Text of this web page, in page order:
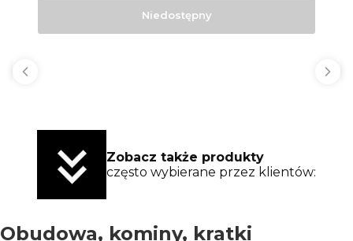
Niedostępny
Zobacz także produkty
często wybierane przez klientów:
Obudowa, kominy, kratki